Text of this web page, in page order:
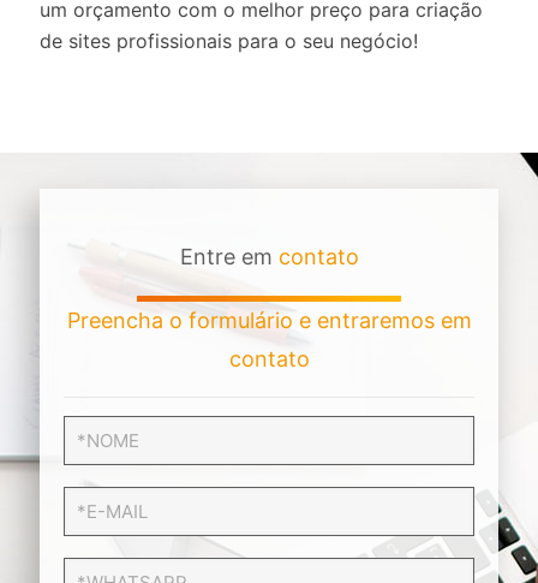
um orçamento com o melhor preço para criação
de sites profissionais para o seu negócio!
Entre em contato
Preencha o formulário e entraremos em
contato